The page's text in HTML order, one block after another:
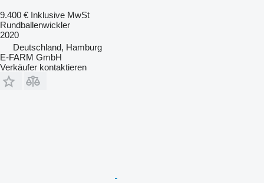
9.400 € Inklusive MwSt
Rundballenwickler
2020
Deutschland, Hamburg
E-FARM GmbH
Verkäufer kontaktieren